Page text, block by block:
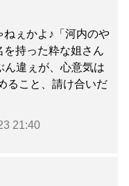
ぇかよ♪「河内のや
を持った粋な姐さん
ん違ぇが、心意気は
ること、請け合いだ
21:40